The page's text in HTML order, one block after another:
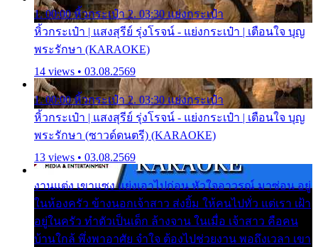
1. 00:00 หิ้วกระเป๋า 2. 03:30 แย่งกระเป๋า
หิ้วกระเป๋า | แสงสุรีย์ รุ่งโรจน์ - แย่งกระเป๋า | เตือนใจ บุญ
พระรักษา (KARAOKE)
14 views • 03.08.2569
1. 00:00 หิ้วกระเป๋า 2. 03:30 แย่งกระเป๋า
หิ้วกระเป๋า | แสงสุรีย์ รุ่งโรจน์ - แย่งกระเป๋า | เตือนใจ บุญ
พระรักษา (ซาวด์ดนตรี) (KARAOKE)
13 views • 03.08.2569
งานแต่ง เขาแซง แย่งเอาไปก่อน หัวใจอาวรณ์ มาซ่อน อยู่
ในห้องครัว ข้างนอกเจ้าสาว ส่งยิ้ม ให้คนไปทั่ว แต่เรา เฝ้า
อยู่ในครัว ทำตัวเป็นเด็ก ล้างจาน ในเมื่อ เจ้าสาว คือคน
บ้านใกล้ พึ่งพาอาศัย จำใจ ต้องไปช่วยงาน พอถึงเวลา เขา